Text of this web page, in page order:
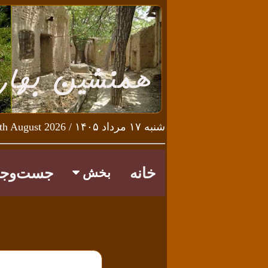
شنبه ۱۷ مرداد ۱۴۰۵ / Saturday 8th August 2026
خانه بخش